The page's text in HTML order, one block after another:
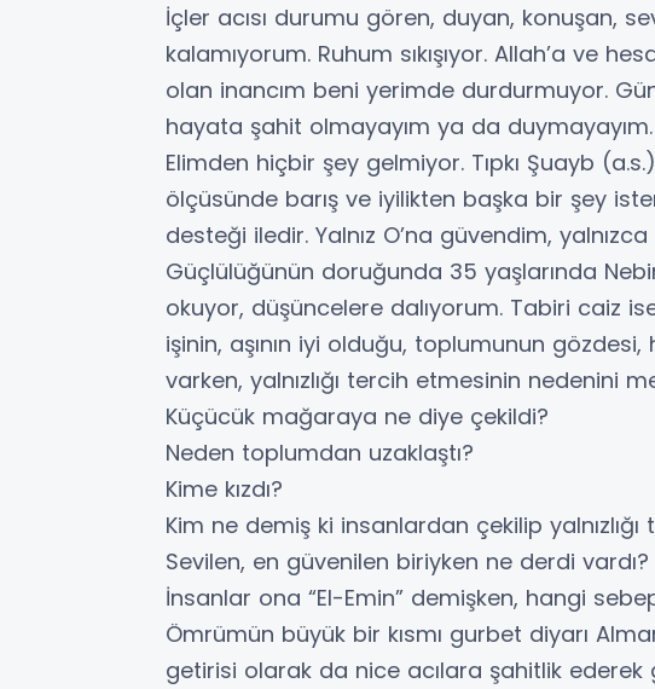
İçler acısı durumu gören, duyan, konuşan,
kalamıyorum. Ruhum sıkışıyor. Allah’a ve
olan inancım beni yerimde durdurmuyor.
hayata şahit olmayayım ya da duymayayım.
Elimden hiçbir şey gelmiyor. Tıpkı Şuayb
ölçüsünde barış ve iyilikten başka bir şey
desteği iledir. Yalnız O’na güvendim,
Güçlülüğünün doruğunda 35 yaşlarında
okuyor, düşüncelere dalıyorum. Tabiri caiz
işinin, aşının iyi olduğu, toplumunun
varken, yalnızlığı tercih etmesinin nedenini
Küçücük mağaraya ne diye çekildi?
Neden toplumdan uzaklaştı?
Kime kızdı?
Kim ne demiş ki insanlardan çekilip
Sevilen, en güvenilen biriyken ne derdi vardı?
İnsanlar ona “El-Emin” demişken, hangi
Ömrümün büyük bir kısmı gurbet diyarı
getirisi olarak da nice acılara şahitlik